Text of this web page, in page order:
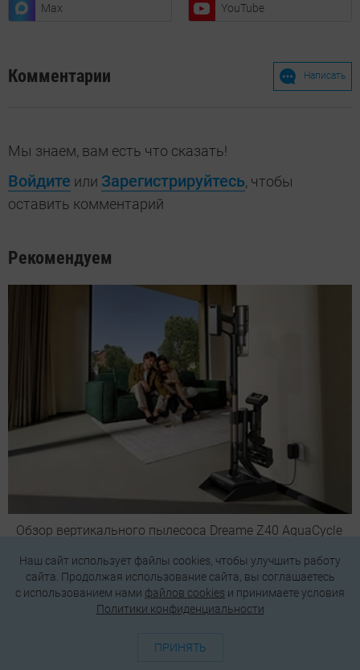
Max YouTube
Комментарии Написать
Мы знаем, вам есть что сказать!
Войдите или Зарегистрируйтесь, чтобы
оставить комментарий
Рекомендуем
Обзор вертикального пылесоса Dreame Z40 AquaCycle
Наш сайт использует файлы cookies, чтобы улучшить работу
сайта. Продолжая использование сайта, вы соглашаетесь
c использованием нами файлов cookies и принимаете условия
Политики конфиденциальности
ПРИНЯТЬ